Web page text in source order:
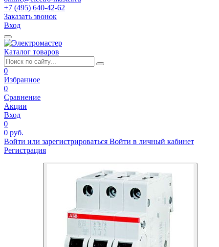
+7 (495) 640-42-62
Заказать звонок
Вход
Каталог товаров
0
Избранное
0
Сравнение
Акции
Вход
0
0 руб.
Войти или зарегистрироваться Войти в личный кабинет
Регистрация